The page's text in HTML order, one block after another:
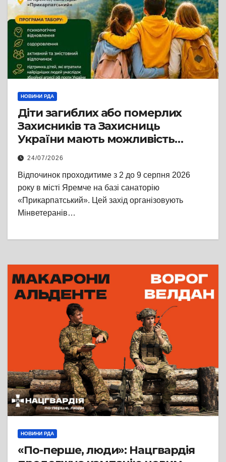
НОВИНИ РДА
Діти загиблих або померлих
Захисників та Захисниць
України мають можливість
безкоштовно відпочити у
літньому таборі
24/07/2026
Відпочинок проходитиме з 2 до 9 серпня 2026
року в місті Яремче на базі санаторію
«Прикарпатський». Цей захід організовують
Мінветеранів…
НОВИНИ РДА
«По-перше, люди»: Нацгвардія